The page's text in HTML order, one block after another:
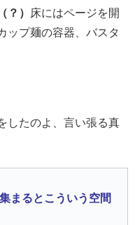
？）
床にはページを開
ップ麺の容器、バスタ
したのよ、言い張る真
まるとこういう空間